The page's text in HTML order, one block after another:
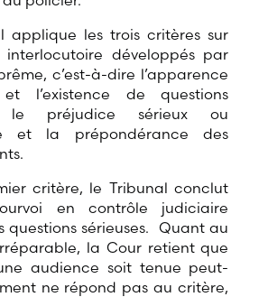
applique les trois critères sur
interlocutoire développés par
c’est-à-dire l’apparence
l’existence de questions
le préjudice sérieux ou
et la prépondérance des
critère, le Tribunal conclut
en contrôle judiciaire
questions sérieuses. Quant au
la Cour retient que
audience soit tenue peut-
ne répond pas au critère,